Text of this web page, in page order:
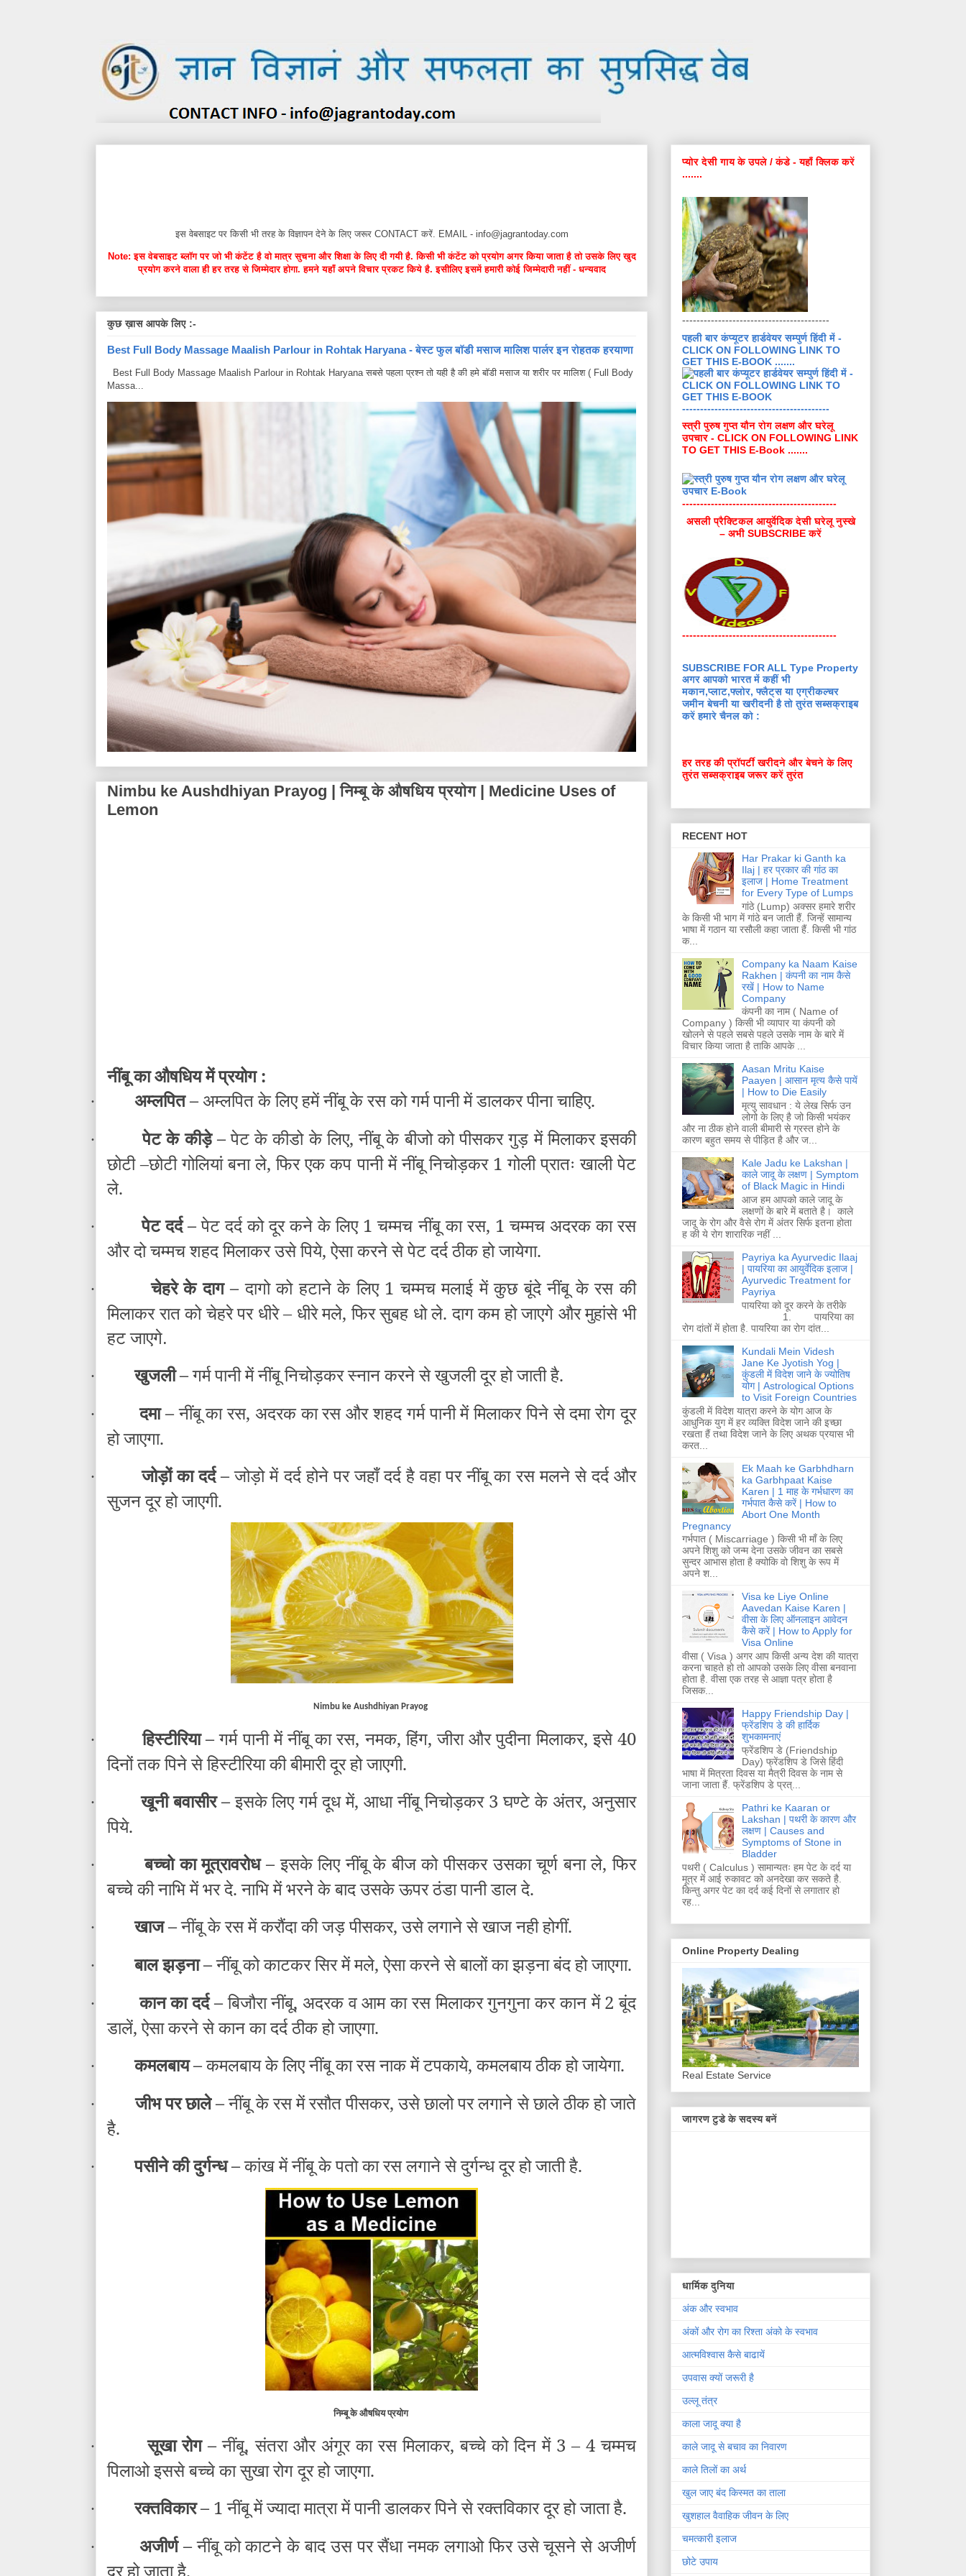
इस वेबसाइट पर किसी भी तरह के विज्ञापन देने के लिए जरूर CONTACT करें. EMAIL - info@jagrantoday.com
Note: इस वेबसाइट ब्लॉग पर जो भी कंटेंट है वो मात्र सुचना और शिक्षा के लिए दी गयी है. किसी भी कंटेंट को प्रयोग अगर किया जाता है तो उसके लिए खुद
प्रयोग करने वाला ही हर तरह से जिम्मेदार होगा. हमने यहाँ अपने विचार प्रकट किये है. इसीलिए इसमें हमारी कोई जिम्मेदारी नहीं - धन्यवाद
कुछ ख़ास आपके लिए :-
Best Full Body Massage Maalish Parlour in Rohtak Haryana - बेस्ट फुल बॉडी मसाज मालिश पार्लर इन रोहतक हरयाणा
Best Full Body Massage Maalish Parlour in Rohtak Haryana सबसे पहला प्रश्न तो यही है की हमे बॉडी मसाज या शरीर पर मालिश ( Full Body
Massa...
Nimbu ke Aushdhiyan Prayog | निम्बू के औषधिय प्रयोग | Medicine Uses of
Lemon
नींबू काऔषधियमें प्रयोग :
· अम्लपित –अम्लपित के लिए हमें नींबू के रस को गर्म पानी में डालकर पीना चाहिए.
· पेट के कीड़े –पेट के कीडो के लिए, नींबू के बीजो को पीसकर गुड़ में मिलाकर इसकी
छोटी –छोटी गोलियां बना ले, फिर एक कप पानी में नींबू निचोड़कर 1 गोली प्रातः खाली पेट
ले.
· पेट दर्द –पेट दर्द को दूर कने के लिए 1 चम्मच नींबू का रस, 1 चम्मच अदरक का रस
और दो चम्मच शहद मिलाकर उसे पिये, ऐसा करने से पेट दर्द ठीक हो जायेगा.
· चेहरे के दाग –दागो को हटाने के लिए 1 चम्मच मलाई में कुछ बूंदे नींबू के रस की
मिलाकर रात को चेहरे पर धीरे – धीरे मले, फिर सुबह धो ले. दाग कम हो जाएगे और मुहांसे भी
हट जाएगे.
· खुजली –गर्म पानी में नींबू निचोड़कर स्नान करने से खुजली दूर हो जाती है.
· दमा –नींबू का रस, अदरक का रस और शहद गर्म पानी में मिलाकर पिने से दमा रोग दूर
हो जाएगा.
· जोड़ों का दर्द –जोड़ो में दर्द होने पर जहाँ दर्द है वहा पर नींबू का रस मलने से दर्द और
सुजन दूर हो जाएगी.
Nimbu ke Aushdhiyan Prayog
· हिस्टीरिया –गर्म पानी में नींबू का रस, नमक, हिंग, जीरा और पुदीना मिलाकर, इसे 40
दिनों तक पिने से हिस्टीरिया की बीमारी दूर हो जाएगी.
· खूनी बवासीर –इसके लिए गर्म दूध में, आधा नींबू निचोड़कर 3 घण्टे के अंतर, अनुसार
पिये.
· बच्चो का मूत्रावरोध –इसके लिए नींबू के बीज को पीसकर उसका चूर्ण बना ले, फिर
बच्चे की नाभि में भर दे. नाभि में भरने के बाद उसके ऊपर ठंडा पानी डाल दे.
· खाज –नींबू के रस में करौंदा की जड़ पीसकर, उसे लगाने से खाज नही होगीं.
· बाल झड़ना –नींबू को काटकर सिर में मले, ऐसा करने से बालों का झड़ना बंद हो जाएगा.
· कान का दर्द –बिजौरा नींबू, अदरक व आम का रस मिलाकर गुनगुना कर कान में 2 बूंद
डालें, ऐसा करने से कान का दर्द ठीक हो जाएगा.
· कमलबाय –कमलबाय के लिए नींबू का रस नाक में टपकाये, कमलबाय ठीक हो जायेगा.
· जीभ पर छाले –नींबू के रस में रसौत पीसकर, उसे छालो पर लगाने से छाले ठीक हो जाते
है.
· पसीने की दुर्गन्ध –कांख में नींबू के पतो का रस लगाने से दुर्गन्ध दूर हो जाती है.
निम्बू के औषधिय प्रयोग
· सूखा रोग –नींबू, संतरा और अंगूर का रस मिलाकर, बच्चे को दिन में 3 – 4 चम्मच
पिलाओ इससे बच्चे का सुखा रोग दूर हो जाएगा.
· रक्तविकार –1 नींबू में ज्यादा मात्रा में पानी डालकर पिने से रक्तविकार दूर हो जाता है.
· अजीर्ण –नींबू को काटने के बाद उस पर सैंधा नमक लगाओ फिर उसे चूसने से अजीर्ण
दूर हो जाता है.
प्योर देसी गाय के उपले / कंडे - यहाँ क्लिक करें
.......
-----------------------------------------
पहली बार कंप्यूटर हार्डवेयर सम्पुर्ण हिंदी में -
CLICK ON FOLLOWING LINK TO
GET THIS E-BOOK .......
-----------------------------------------
स्त्री पुरुष गुप्त यौन रोग लक्षण और घरेलू
उपचार - CLICK ON FOLLOWING LINK
TO GET THIS E-Book .......
-------------------------------------------
असली प्रैक्टिकल आयुर्वेदिक देसी घरेलू नुस्खे
– अभी SUBSCRIBE करें
-------------------------------------------
SUBSCRIBE FOR ALL Type Property
अगर आपको भारत में कहीं भी
मकान,प्लाट,फ्लोर, फ्लैट्स या एग्रीकल्चर
जमीन बेचनी या खरीदनी है तो तुरंत सब्सक्राइब
करें हमारे चैनल को :
हर तरह की प्रॉपर्टी खरीदने और बेचने के लिए
तुरंत सब्सक्राइब जरूर करें तुरंत
RECENT HOT
Har Prakar ki Ganth ka
Ilaj | हर प्रकार की गांठ का
इलाज | Home Treatment
for Every Type of Lumps
गांठे (Lump) अक्सर हमारे शरीर
के किसी भी भाग में गांठे बन जाती हैं. जिन्हें सामान्य
भाषा में गठान या रसौली कहा जाता हैं. किसी भी गांठ
क...
Company ka Naam Kaise
Rakhen | कंपनी का नाम कैसे
रखें | How to Name
Company
कंपनी का नाम ( Name of
Company ) किसी भी व्यापार या कंपनी को
खोलने से पहले सबसे पहले उसके नाम के बारे में
विचार किया जाता है ताकि आपके ...
Aasan Mritu Kaise
Paayen | आसान मृत्य कैसे पायें
| How to Die Easily
मृत्यु सावधान : ये लेख सिर्फ उन
लोगो के लिए है जो किसी भयंकर
और ना ठीक होने वाली बीमारी से ग्रस्त होने के
कारण बहुत समय से पीड़ित है और ज...
Kale Jadu ke Lakshan |
काले जादू के लक्षण | Symptom
of Black Magic in Hindi
आज हम आपको काले जादू के
लक्षणों के बारे में बताते है। काले
जादू के रोग और वैसे रोग में अंतर सिर्फ इतना होता
ह की ये रोग शारारिक नहीं ...
Payriya ka Ayurvedic Ilaaj
| पायरिया का आयुर्वेदिक इलाज |
Ayurvedic Treatment for
Payriya
पायरिया को दूर करने के तरीके
1. पायरिया का
रोग दांतों में होता है. पायरिया का रोग दांत...
Kundali Mein Videsh
Jane Ke Jyotish Yog |
कुंडली में विदेश जाने के ज्योतिष
योग | Astrological Options
to Visit Foreign Countries
कुंडली में विदेश यात्रा करने के योग आज के
आधुनिक युग में हर व्यक्ति विदेश जाने की इच्छा
रखता हैं तथा विदेश जाने के लिए अथक प्रयास भी
करत...
Ek Maah ke Garbhdharn
ka Garbhpaat Kaise
Karen | 1 माह के गर्भधारण का
गर्भपात कैसे करें | How to
Abort One Month
Pregnancy
गर्भपात ( Miscarriage ) किसी भी माँ के लिए
अपने शिशु को जन्म देना उसके जीवन का सबसे
सुन्दर आभास होता है क्योकि वो शिशु के रूप में
अपने श...
Visa ke Liye Online
Aavedan Kaise Karen |
वीसा के लिए ऑनलाइन आवेदन
कैसे करें | How to Apply for
Visa Online
वीसा ( Visa ) अगर आप किसी अन्य देश की यात्रा
करना चाहते हो तो आपको उसके लिए वीसा बनवाना
होता है. वीसा एक तरह से आज्ञा पत्र होता है
जिसक...
Happy Friendship Day |
फ्रेंडशिप डे की हार्दिक
शुभकामनाएं
फ्रेंडशिप डे (Friendship
Day) फ्रेंडशिप डे जिसे हिंदी
भाषा में मित्रता दिवस या मैत्री दिवस के नाम से
जाना जाता हैं. फ्रेंडशिप डे प्रत्...
Pathri ke Kaaran or
Lakshan | पथरी के कारण और
लक्षण | Causes and
Symptoms of Stone in
Bladder
पथरी ( Calculus ) सामान्यतः हम पेट के दर्द या
मूत्र में आई रुकावट को अनदेखा कर सकते है.
किन्तु अगर पेट का दर्द कई दिनों से लगातार हो
रह...
Online Property Dealing
Real Estate Service
जागरण टुडे के सदस्य बनें
धार्मिक दुनिया
अंक और स्वभाव
अंकों और रोग का रिश्ता अंको के स्वभाव
आत्मविश्वास कैसे बाढायें
उपवास क्यों जरूरी है
उल्लू तंत्र
काला जादू क्या है
काले जादू से बचाव का निवारण
काले तिलों का अर्थ
खुल जाए बंद किस्मत का ताला
खुशहाल वैवाहिक जीवन के लिए
चमत्कारी इलाज
छोटे उपाय